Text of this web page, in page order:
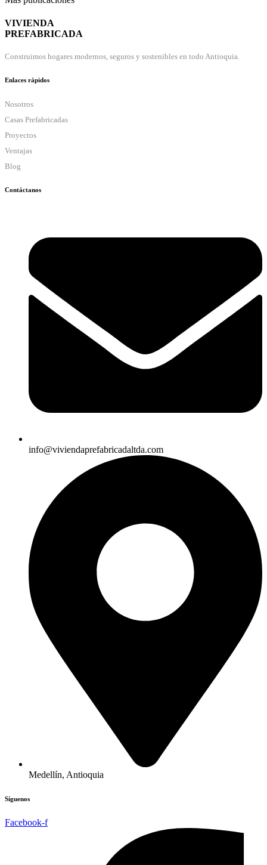
VIVIENDA
PREFABRICADA
Construimos hogares modernos, seguros y sostenibles en todo Antioquia.
Enlaces rápidos
Nosotros
Casas Prefabricadas
Proyectos
Ventajas
Blog
Contáctanos
info@viviendaprefabricadaltda.com
Medellín, Antioquia
Síguenos
Facebook-f